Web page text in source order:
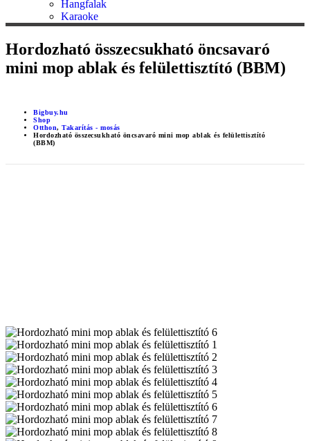
Hangfalak
Karaoke
Hordozható összecsukható öncsavaró
mini mop ablak és felülettisztító (BBM)
Bigbuy.hu
Shop
Otthon, Takarítás - mosás
Hordozható összecsukható öncsavaró mini mop ablak és felülettisztító
(BBM)